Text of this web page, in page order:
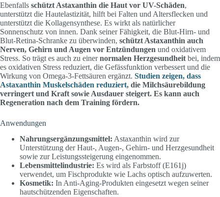
Ebenfalls schützt Astaxanthin die Haut vor UV-Schäden,
unterstützt die Hautelastizität, hilft bei Falten und Altersflecken und
unterstützt die Kollagensynthese. Es wirkt als natürlicher
Sonnenschutz von innen. Dank seiner Fähigkeit, die Blut-Hirn- und
Blut-Retina-Schranke zu überwinden, schützt Astaxanthin auch
Nerven, Gehirn und Augen vor Entzündungen und oxidativem
Stress. So trägt es auch zu einernormalen Herzgesundheit bei, indem
es oxidativen Stress reduziert, die Gefässfunktion verbessert und die
Wirkung von Omega-3-Fettsäuren ergänzt. Studien zeigen, dass
Astaxanthin Muskelschäden reduziert, die Milchsäurebildung
verringert und Kraft sowie Ausdauer steigert. Es kann auch
Regeneration nach dem Training fördern.
Anwendungen
Nahrungsergänzungsmittel: Astaxanthin wird zur
Unterstützung der Haut-, Augen-, Gehirn- und Herzgesundheit
sowie zur Leistungssteigerung eingenommen.
Lebensmittelindustrie: Es wird als Farbstoff (E161j)
verwendet, um Fischprodukte wie Lachs optisch aufzuwerten.
Kosmetik: In Anti-Aging-Produkten eingesetzt wegen seiner
hautschützenden Eigenschaften.